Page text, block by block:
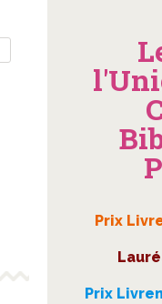
Prix
Prix